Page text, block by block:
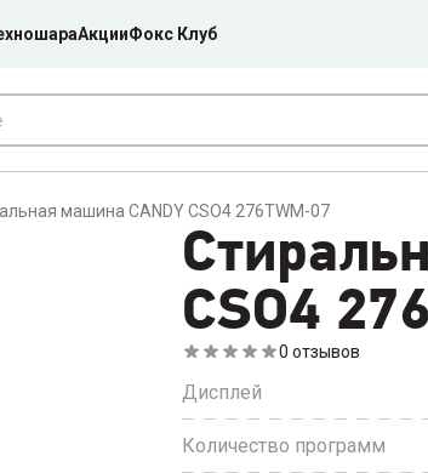
АкцииФокс Клуб
машина CANDY CSO4 276TWM-07
CSO4
0 отзывов
Дисплей
Количество программ